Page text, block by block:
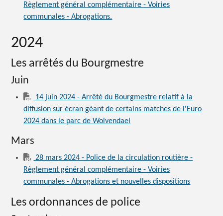
Règlement général complémentaire - Voiries
communales - Abrogations.
2024
Les arrêtés du Bourgmestre
Juin
14 juin 2024 - Arrêté du Bourgmestre relatif à la
diffusion sur écran géant de certains matches de l'Euro
2024 dans le parc de Wolvendael
Mars
28 mars 2024 - Police de la circulation routière -
Règlement général complémentaire - Voiries
communales - Abrogations et nouvelles dispositions
Les ordonnances de police